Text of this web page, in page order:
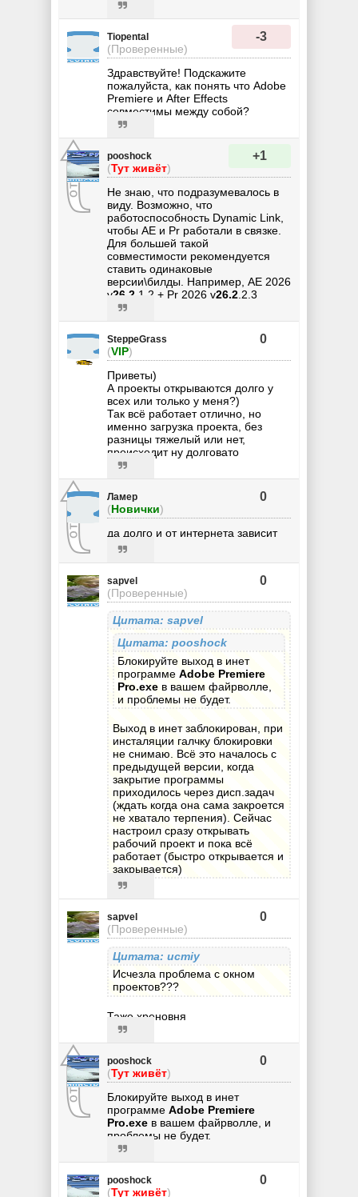
Tiopental
(Проверенные)
-3
Здравствуйте! Подскажите
пожалуйста, как понять что Adobe
Premiere и After Effects
совместимы между собой?
pooshock
(Тут живёт)
+1
Не знаю, что подразумевалось в
виду. Возможно, что
работоспособность Dynamic Link,
чтобы AE и Pr работали в связке.
Для большей такой
совместимости рекомендуется
ставить одинаковые
версии\билды. Например, AE 2026
v26.2 .1.2 + Pr 2026 v26.2 .2.3
SteppeGrass
(VIP)
0
Приветы)
А проекты открываются долго у
всех или только у меня?)
Так всё работает отлично, но
именно загрузка проекта, без
разницы тяжелый или нет,
происходит ну долговато
Ламер
(Новички)
0
да долго и от интернета зависит
sapvel
(Проверенные)
0
Цитата: sapvel
Цитата: pooshock
Блокируйте выход в инет
программе Adobe Premiere
Pro.exeв вашем файрволле,
и проблемы не будет.
Выход в инет заблокирован, при
инсталяции галчку блокировки
не снимаю. Всё это началось с
предыдущей версии, когда
закрытие программы
приходилось через дисп.задач
(ждать когда она сама закроется
не хватало терпения). Сейчас
настроил сразу открывать
рабочий проект и пока всё
работает (быстро открывается и
закрывается)
sapvel
(Проверенные)
0
Цитата: ucmiy
Исчезла проблема с окном
проектов???
Таже хреновня
pooshock
(Тут живёт)
0
Блокируйте выход в инет
программе Adobe Premiere
Pro.exe в вашем файрволле, и
проблемы не будет.
pooshock
(Тут живёт)
0